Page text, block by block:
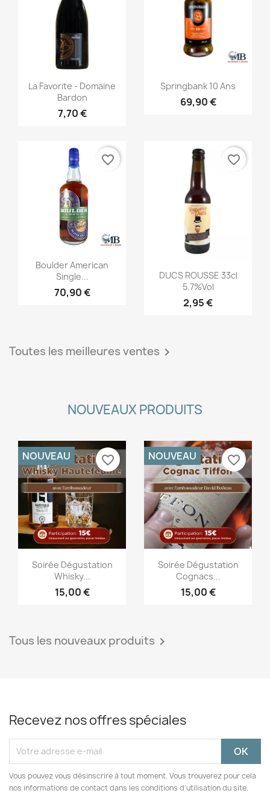
Aperçu rapide
La Favorite - Domaine
Bardon
7,70 €
Aperçu rapide
Springbank 10 Ans
69,90 €
Aperçu rapide
Boulder American
Single...
70,90 €
favorite_border
Aperçu rapide
DUCS ROUSSE 33cl
5.7%vol
2,95 €
favorite_border
Toutes les meilleures ventes 
NOUVEAUX PRODUITS
Aperçu rapide
Soirée Dégustation
Whisky...
15,00 €
NOUVEAU favorite_border
Aperçu rapide
Soirée Dégustation
Cognacs...
15,00 €
NOUVEAU favorite_border
Tous les nouveaux produits 
Recevez nos offres spéciales
Vous pouvez vous désinscrire à tout moment. Vous trouverez pour cela
nos informations de contact dans les conditions d'utilisation du site.